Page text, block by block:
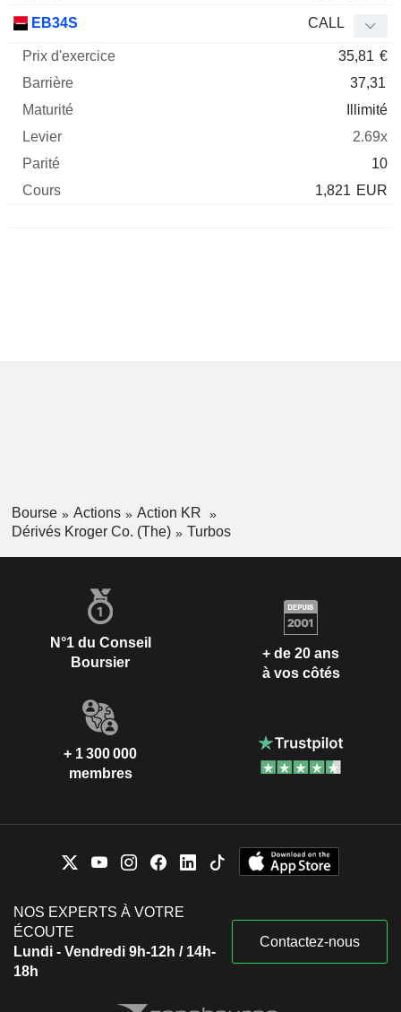
EB34S CALL
35,81 €
37,31
Illimité
2.69x
10
1,821 EUR
Bourse Actions
Action KR
Dérivés Kroger Co. (The)
Turbos
N°1 du Conseil
Boursier
+ de 20 ans
à vos côtés
+ 1 300 000
membres
NOS EXPERTS À VOTRE
ÉCOUTE
Lundi - Vendredi 9h-12h / 14h-
18h
Contactez-nous